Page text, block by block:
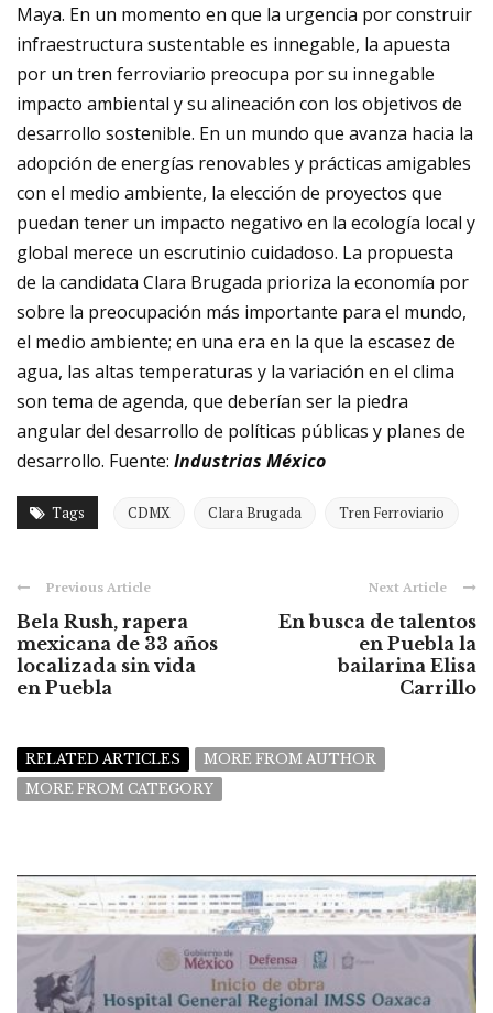
Maya. En un momento en que la urgencia por construir
infraestructura sustentable es innegable, la apuesta
por un tren ferroviario preocupa por su innegable
impacto ambiental y su alineación con los objetivos de
desarrollo sostenible. En un mundo que avanza hacia la
adopción de energías renovables y prácticas amigables
con el medio ambiente, la elección de proyectos que
puedan tener un impacto negativo en la ecología local y
global merece un escrutinio cuidadoso. La propuesta
de la candidata Clara Brugada prioriza la economía por
sobre la preocupación más importante para el mundo,
el medio ambiente; en una era en la que la escasez de
agua, las altas temperaturas y la variación en el clima
son tema de agenda, que deberían ser la piedra
angular del desarrollo de políticas públicas y planes de
desarrollo. Fuente: Industrias México
Tags CDMX Clara Brugada Tren Ferroviario
Previous Article
Bela Rush, rapera
mexicana de 33 años
localizada sin vida
en Puebla
Next Article
En busca de talentos
en Puebla la
bailarina Elisa
Carrillo
RELATED ARTICLES
MORE FROM AUTHOR
MORE FROM CATEGORY